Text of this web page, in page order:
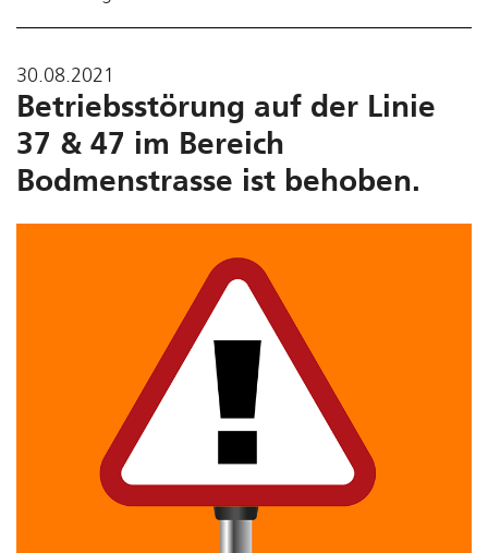
30.08.2021
Betriebsstörung auf der Linie
37 & 47 im Bereich
Bodmenstrasse ist behoben.